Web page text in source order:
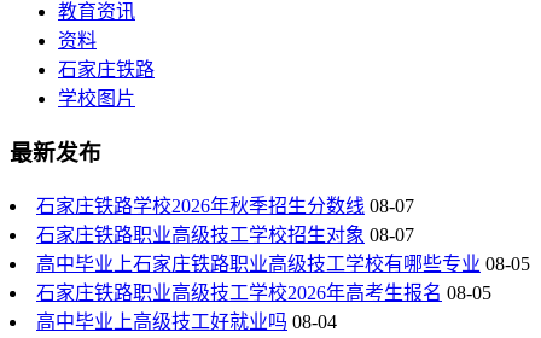
教育资讯
资料
石家庄铁路
学校图片
最新发布
石家庄铁路学校2026年秋季招生分数线 08-07
石家庄铁路职业高级技工学校招生对象 08-07
高中毕业上石家庄铁路职业高级技工学校有哪些专业 08-05
石家庄铁路职业高级技工学校2026年高考生报名 08-05
高中毕业上高级技工好就业吗 08-04